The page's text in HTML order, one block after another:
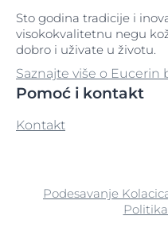
Sto godina tradicije i
visokokvalitetnu negu
dobro i uživate u životu.
Saznajte više o Eucerin
Pomoć i kontakt
Kontakt
Podesavanje